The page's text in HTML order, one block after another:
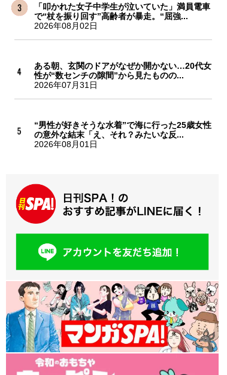
「叩かれた女子中学生が泣いていた」満員電車
で“杖を振り回す”高齢者が暴走。“屈強...
2026年08月02日
ある朝、玄関のドアがなぜか開かない…20代女
性が“数センチの隙間”から見たものの...
2026年07月31日
“男性が好きそうな水着”で海に行った25歳女性
の意外な結末「え、それ？みたいな反...
2026年08月01日